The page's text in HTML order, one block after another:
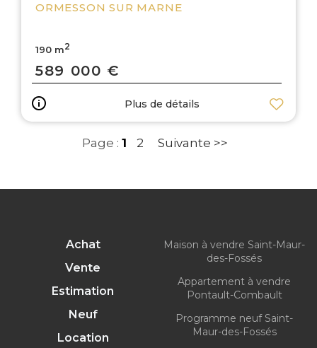
ORMESSON SUR MARNE
190 m2
589 000 €
Plus de détails
Page : 1 2 Suivante >>
Achat
Vente
Estimation
Neuf
Location
Maison à vendre Saint-Maur-
des-Fossés
Appartement à vendre
Pontault-Combault
Programme neuf Saint-
Maur-des-Fossés